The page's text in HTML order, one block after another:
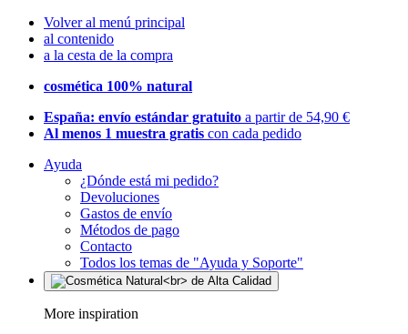
Volver al menú principal
al contenido
a la cesta de la compra
cosmética 100% natural
España: envío estándar gratuito a partir de 54,90 €
Al menos 1 muestra gratis con cada pedido
Ayuda
¿Dónde está mi pedido?
Devoluciones
Gastos de envío
Métodos de pago
Contacto
Todos los temas de "Ayuda y Soporte"
More inspiration